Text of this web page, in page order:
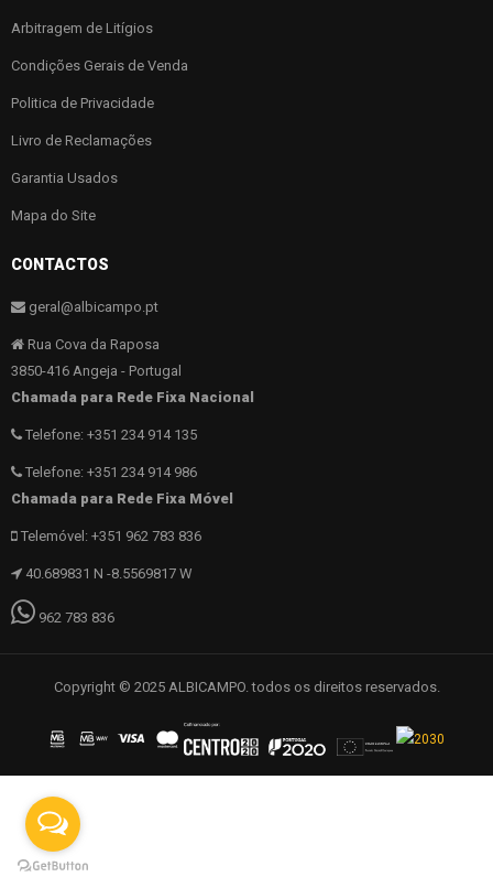
Arbitragem de Litígios
Condições Gerais de Venda
Politica de Privacidade
Livro de Reclamações
Garantia Usados
Mapa do Site
CONTACTOS
geral@albicampo.pt
Rua Cova da Raposa
3850-416 Angeja - Portugal
Chamada para Rede Fixa Nacional
Telefone: +351 234 914 135
Telefone: +351 234 914 986
Chamada para Rede Fixa Móvel
Telemóvel: +351 962 783 836
40.689831 N -8.5569817 W
962 783 836
Copyright © 2025 ALBICAMPO. todos os direitos reservados.